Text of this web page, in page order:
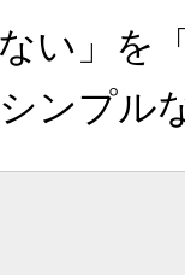
い」を
ンプル